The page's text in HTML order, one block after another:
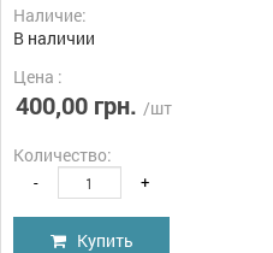
Наличие:
В наличии
Цена :
400,00 грн. /шт
Количество:
- +
Купить